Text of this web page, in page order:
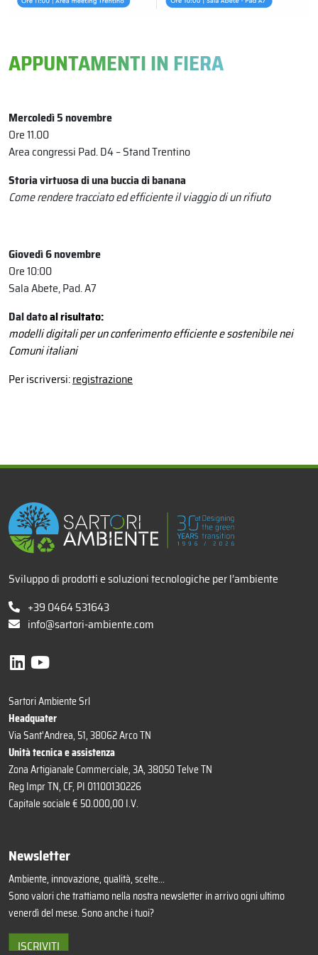
APPUNTAMENTI IN FIERA
Mercoledì 5 novembre
Ore 11.00
Area congressi Pad. D4 – Stand Trentino
Storia virtuosa di una buccia di banana
Come rendere tracciato ed efficiente il viaggio di un rifiuto
Giovedì 6 novembre
Ore 10:00
Sala Abete, Pad. A7
Dal datoal risultato:
modelli digitali per un conferimento efficiente e sostenibile nei
Comuni italiani
Per iscriversi:registrazione
x
Sviluppo di prodotti e soluzioni tecnologiche per l’ambiente
+39 0464 531643
info@sartori-ambiente.com
Sartori Ambiente Srl
Headquater
Via Sant'Andrea, 51, 38062 Arco TN
Unità tecnica e assistenza
Zona Artigianale Commerciale, 3A, 38050 Telve TN
Reg Impr TN, CF, PI 01100130226
Capitale sociale € 50.000,00 I.V.
Newsletter
Ambiente, innovazione, qualità, scelte...
Sono valori che trattiamo nella nostra newsletter in arrivo ogni ultimo
venerdì del mese. Sono anche i tuoi?
ISCRIVITI